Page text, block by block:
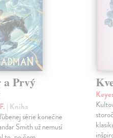
a Prvý
| Kniha
série konečne
Smith už nemusí